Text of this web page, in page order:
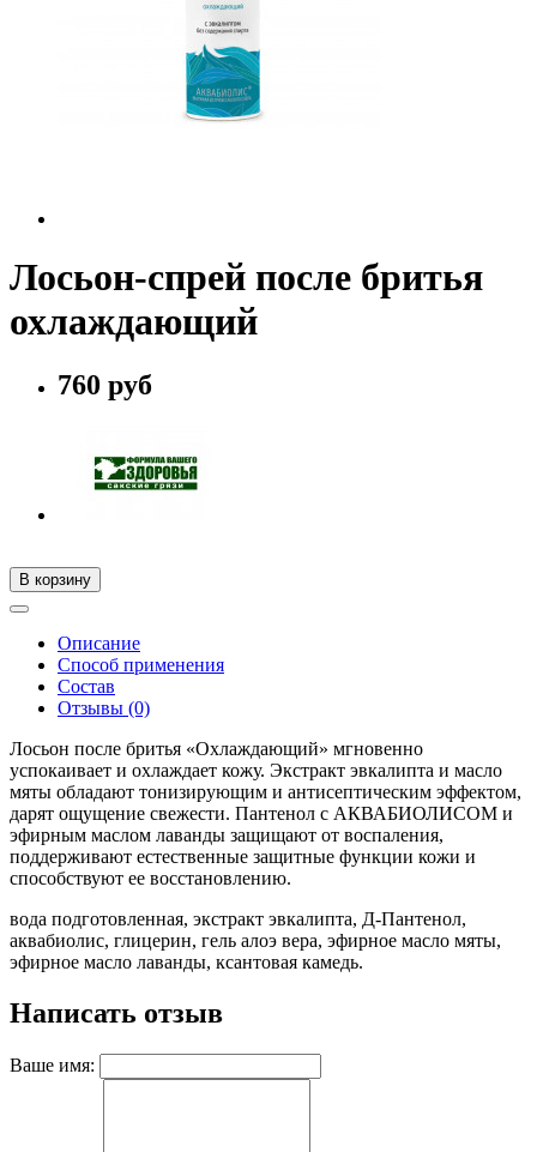
Лосьон-спрей после бритья
охлаждающий
760 руб
В корзину
Описание
Способ применения
Состав
Отзывы (0)
Лосьон после бритья «Охлаждающий» мгновенно
успокаивает и охлаждает кожу. Экстракт эвкалипта и масло
мяты обладают тонизирующим и антисептическим эффектом,
дарят ощущение свежести. Пантенол с АКВАБИОЛИСОМ и
эфирным маслом лаванды защищают от воспаления,
поддерживают естественные защитные функции кожи и
способствуют ее восстановлению.
вода подготовленная, экстракт эвкалипта, Д-Пантенол,
аквабиолис, глицерин, гель алоэ вера, эфирное масло мяты,
эфирное масло лаванды, ксантовая камедь.
Написать отзыв
Ваше имя: